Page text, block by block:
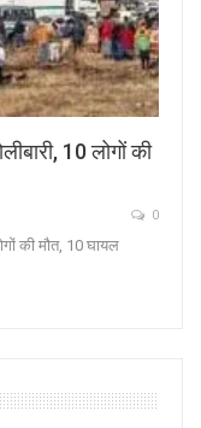
10 लोगों की
0
की मौत, 10 घायल